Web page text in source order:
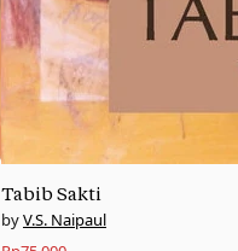
Tabib Sakti
V.S. Naipaul